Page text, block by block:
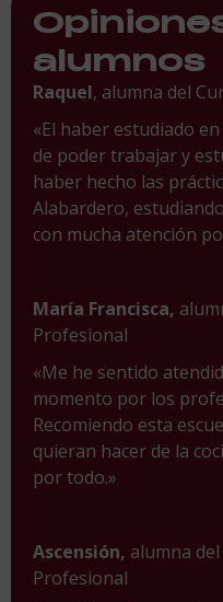
alumnos
Raquel, alumna del
«El haber estudiado
de poder trabajar y
haber hecho las
Alabardero,
con mucha atención
María Francisca,
Profesional
«Me he sentido
momento por los
Recomiendo esta
quieran hacer de la
por todo.»
Ascensión, alumna
Profesional